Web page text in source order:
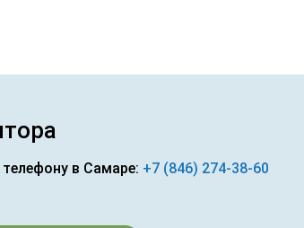
в Самаре: +7 (846) 274-38-60